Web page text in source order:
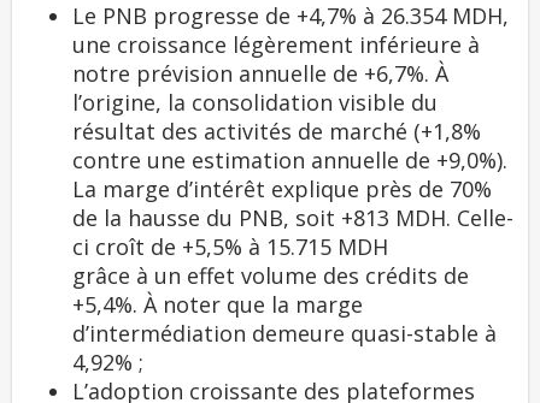
Le PNB progresse de +4,7% à 26.354 MDH,
une croissance légèrement inférieure à
notre prévision annuelle de +6,7%. À
l’origine, la consolidation visible du
résultat des activités de marché (+1,8%
contre une estimation annuelle de +9,0%).
La marge d’intérêt explique près de 70%
de la hausse du PNB, soit +813 MDH. Celle-
ci croît de +5,5% à 15.715 MDH
grâce à un effet volume des crédits de
+5,4%. À noter que la marge
d’intermédiation demeure quasi-stable à
4,92% ;
L’adoption croissante des plateformes